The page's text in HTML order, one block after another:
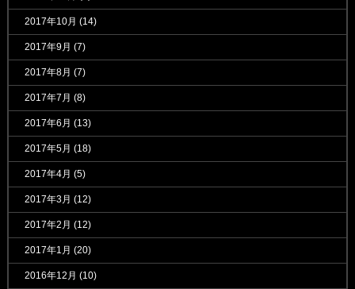
2017年10月 (14)
2017年9月 (7)
2017年8月 (7)
2017年7月 (8)
2017年6月 (13)
2017年5月 (18)
2017年4月 (5)
2017年3月 (12)
2017年2月 (12)
2017年1月 (20)
2016年12月 (10)